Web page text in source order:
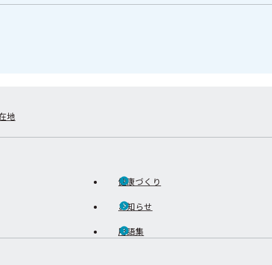
地
健康づくり
お知らせ
用語集